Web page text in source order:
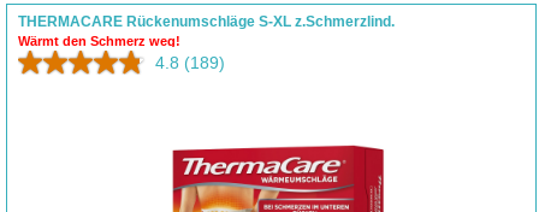
THERMACARE Rückenumschläge S-XL z.Schmerzlind.
Wärmt den Schmerz weg!
4.8 (189)